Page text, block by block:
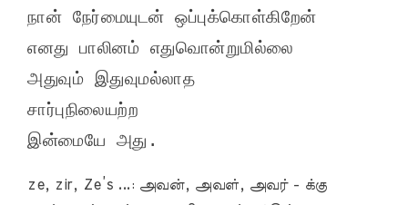
நான் நேர்மையுடன் ஒப்புக்கொள்கிறேன்
எனது பாலினம் எதுவொன்றுமில்லை
அதுவும் இதுவுமல்லாத
சார்புநிலையற்ற
இன்மையே அது.
ze, zir, Ze’s ...: அவன், அவள், அவர் - க்கு